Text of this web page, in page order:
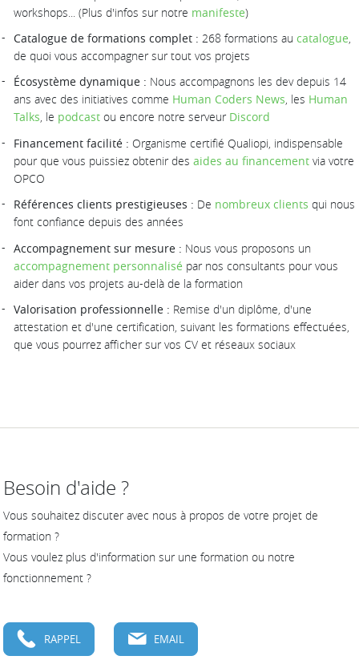
workshops... (Plus d'infos sur notre manifeste)
Catalogue de formations complet : 268 formations au catalogue,
de quoi vous accompagner sur tout vos projets
Écosystème dynamique : Nous accompagnons les dev depuis 14
ans avec des initiatives comme Human Coders News, les Human
Talks, le podcast ou encore notre serveur Discord
Financement facilité : Organisme certifié Qualiopi, indispensable
pour que vous puissiez obtenir des aides au financement via votre
OPCO
Références clients prestigieuses : De nombreux clients qui nous
font confiance depuis des années
Accompagnement sur mesure : Nous vous proposons un
accompagnement personnalisé par nos consultants pour vous
aider dans vos projets au-delà de la formation
Valorisation professionnelle : Remise d'un diplôme, d'une
attestation et d'une certification, suivant les formations effectuées,
que vous pourrez afficher sur vos CV et réseaux sociaux
Besoin d'aide ?
Vous souhaitez discuter avec nous à propos de votre projet de
formation ?
Vous voulez plus d'information sur une formation ou notre
fonctionnement ?
RAPPEL EMAIL